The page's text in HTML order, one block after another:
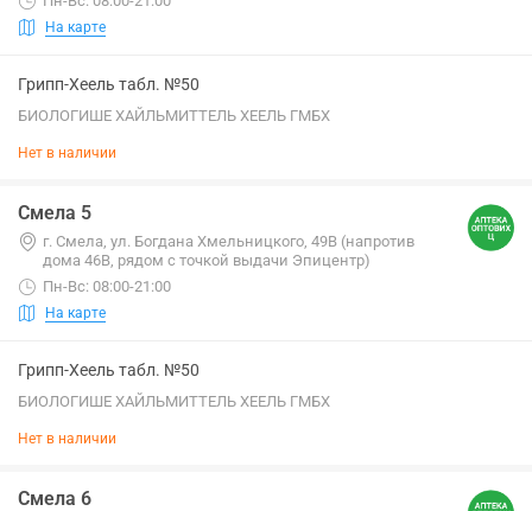
На карте
Грипп-Хеель табл. №50
БИОЛОГИШЕ ХАЙЛЬМИТТЕЛЬ ХЕЕЛЬ ГМБХ
Нет в наличии
Смела 5
г. Смела, ул. Богдана Хмельницкого, 49В (напротив
дома 46В, рядом с точкой выдачи Эпицентр)
Пн-Вс: 08:00-21:00
На карте
Грипп-Хеель табл. №50
БИОЛОГИШЕ ХАЙЛЬМИТТЕЛЬ ХЕЕЛЬ ГМБХ
Нет в наличии
Смела 6